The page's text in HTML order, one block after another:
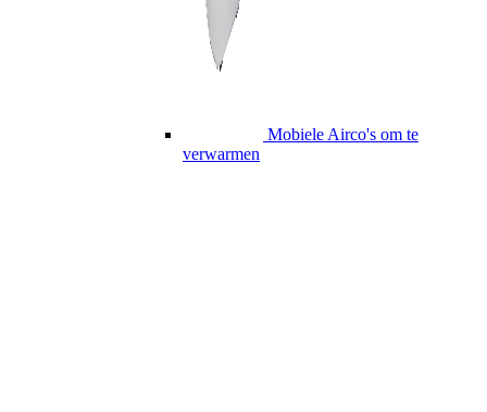
Mobiele Airco's om te
verwarmen